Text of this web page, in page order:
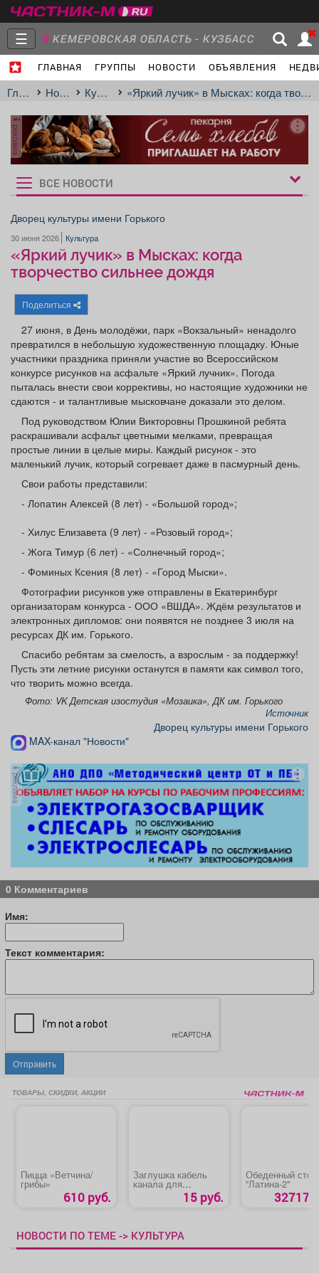
☰ КЕМЕРОВСКАЯ ОБЛАСТЬ - КУЗБАСС
ГЛАВНАЯ ГРУППЫ НОВОСТИ ОБЪЯВЛЕНИЯ
Главная
Группы
Объявления Недвижимость Услуги
Работа Транспорт
Афиша Обучение Проекты
Товары Поздравления Погода
ТВ программа Я - пенсионер
Главная Новости Культура «Яркий лучик» в Мысках: когда творчество сильнее дождя
реклама
Рукбрики
новостей
ВСЕ НОВОСТИ
Дворец культуры имени Горького
30 июня 2026 Культура
«Яркий лучик» в Мысках: когда
творчество сильнее дождя
Поделиться
27 июня, в День молодёжи, парк «Вокзальный» ненадолго
превратился в небольшую художественную площадку. Юные
участники праздника приняли участие во Всероссийском
конкурсе рисунков на асфальте «Яркий лучник». Погода
пыталась внести свои коррективы, но настоящие художники не
сдаются - и талантливые мысковчане доказали это делом.
Под руководством Юлии Викторовны Прошкиной ребята
раскрашивали асфальт цветными мелками, превращая
простые линии в целые миры. Каждый рисунок - это
маленький лучик, который согревает даже в пасмурный день.
Свои работы представили:
- Лопатин Алексей (8 лет) - «Большой город»;
- Хилус Елизавета (9 лет) - «Розовый город»;
- Жога Тимур (6 лет) - «Солнечный город»;
- Фоминых Ксения (8 лет) - «Город Мыски».
Фотографии рисунков уже отправлены в Екатеринбург
организаторам конкурса - ООО «ВШДА». Ждём результатов и
электронных дипломов: они появятся не позднее 3 июля на
ресурсах ДК им. Горького.
Спасибо ребятам за смелость, а взрослым - за поддержку!
Пусть эти летние рисунки останутся в памяти как символ того,
что творить можно всегда.
Фото: VK Детская изостудия «Мозаика», ДК им. Горького
Источник
Дворец культуры имени Горького
MAX-канал "Новости"
реклама
0 Комментариев
Имя:
Текст комментария:
Отправить
ТОВАРЫ, СКИДКИ, АКЦИИ
Пицца «Ветчина/
грибы»
610 руб.
Заглушка кабель
канала для
компьютерного15 руб.
Обеденный стол
"Латина-2"
32717
НОВОСТИ ПО ТЕМЕ -> КУЛЬТУРА